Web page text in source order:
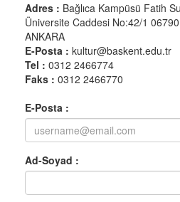
Adres : Bağlıca Kampüsü Fatih
Üniversite Caddesi No:42/1
ANKARA
E-Posta : kultur@baskent.edu.tr
Tel : 0312 2466774
Faks : 0312 2466770
E-Posta :
Ad-Soyad :